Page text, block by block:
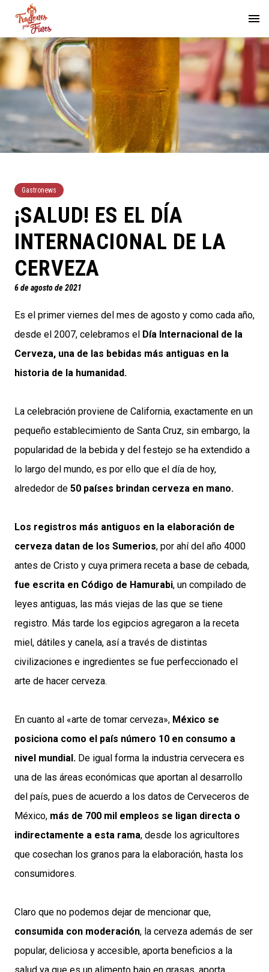
Gastronews
¡SALUD! ES EL DÍA
INTERNACIONAL DE LA
CERVEZA
6 de agosto de 2021
Es el primer viernes del mes de agosto y como cada año,
desde el 2007, celebramos el Día Internacional de la
Cerveza, una de las bebidas más antiguas en la
historia de la humanidad.
La celebración proviene de California, exactamente en un
pequeño establecimiento de Santa Cruz, sin embargo, la
popularidad de la bebida y del festejo se ha extendido a
lo largo del mundo, es por ello que el día de hoy,
alrededor de 50 países brindan cerveza en mano.
Los registros más antiguos en la elaboración de
cerveza datan de los Sumerios, por ahí del año 4000
antes de Cristo y cuya primera receta a base de cebada,
fue escrita en Código de Hamurabi, un compilado de
leyes antiguas, las más viejas de las que se tiene
registro. Más tarde los egipcios agregaron a la receta
miel, dátiles y canela, así a través de distintas
civilizaciones e ingredientes se fue perfeccionado el
arte de hacer cerveza.
En cuanto al «arte de tomar cerveza», México se
posiciona como el país número 10 en consumo a
nivel mundial. De igual forma la industria cervecera es
una de las áreas económicas que aportan al desarrollo
del país, pues de acuerdo a los datos de Cerveceros de
México, más de 700 mil empleos se ligan directa o
indirectamente a esta rama, desde los agricultores
que cosechan los granos para la elaboración, hasta los
consumidores.
Claro que no podemos dejar de mencionar que,
consumida con moderación, la cerveza además de ser
popular, deliciosa y accesible, aporta beneficios a la